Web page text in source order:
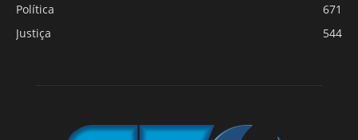
Política
671
Justiça
544